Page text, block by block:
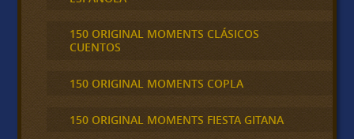
150 ORIGINAL MOMENTS CLÁSICOS
CUENTOS
150 ORIGINAL MOMENTS COPLA
150 ORIGINAL MOMENTS FIESTA GITANA